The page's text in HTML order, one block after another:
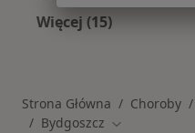
Więcej (15)
Strona Główna Choroby
Bydgoszcz Zmień miasto